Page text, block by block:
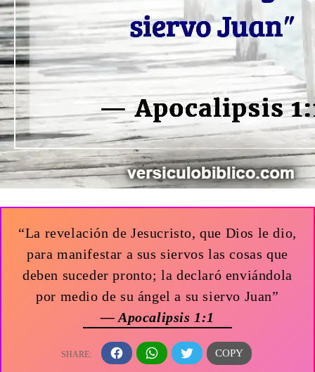
“La revelación de Jesucristo, que Dios le dio,
para manifestar a sus siervos las cosas que
deben suceder pronto; la declaró enviándola
por medio de su ángel a su siervo Juan”
— Apocalipsis 1:1